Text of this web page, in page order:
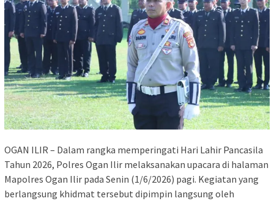
OGAN ILIR – Dalam rangka memperingati Hari Lahir Pancasila
Tahun 2026, Polres Ogan Ilir melaksanakan upacara di halaman
Mapolres Ogan Ilir pada Senin (1/6/2026) pagi. Kegiatan yang
berlangsung khidmat tersebut dipimpin langsung oleh